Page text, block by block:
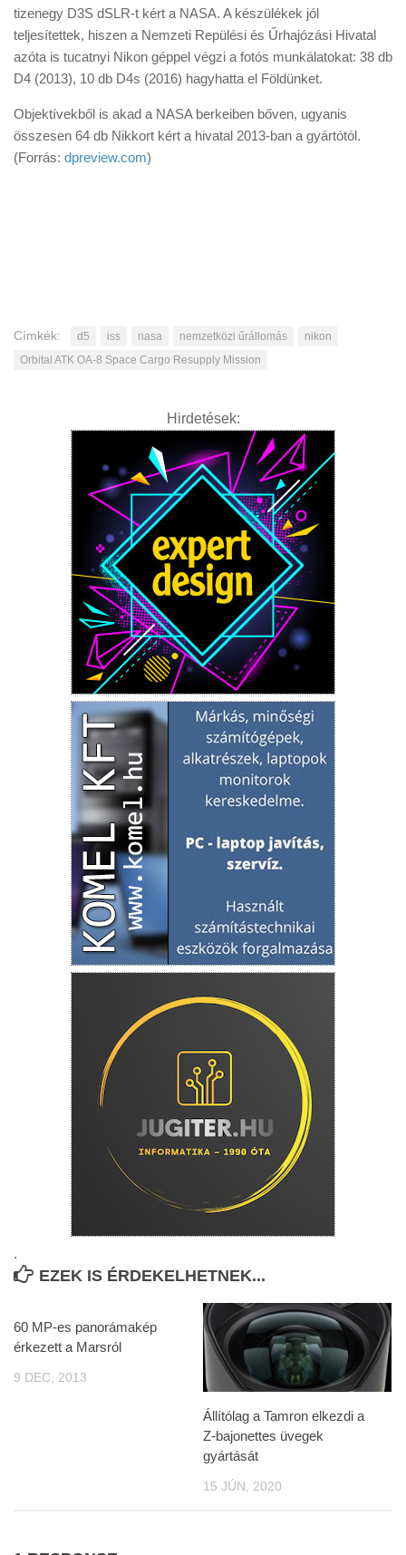
tizenegy D3S dSLR-t kért a NASA. A készülékek jól
teljesítettek, hiszen a Nemzeti Repülési és Űrhajózási Hivatal
azóta is tucatnyi Nikon géppel végzi a fotós munkálatokat: 38 db
D4 (2013), 10 db D4s (2016) hagyhatta el Földünket.
Objektívekből is akad a NASA berkeiben bőven, ugyanis
összesen 64 db Nikkort kért a hivatal 2013-ban a gyártótól.
(Forrás: dpreview.com)
Címkék: d5 iss nasa nemzetközi űrállomás
nikon
Orbital ATK OA-8 Space Cargo Resupply Mission
Hirdetések:
.
EZEK IS ÉRDEKELHETNEK...
60 MP-es panorámakép
érkezett a Marsról
9 DEC, 2013
Állítólag a Tamron elkezdi a
Z-bajonettes üvegek
gyártását
15 JÚN, 2020